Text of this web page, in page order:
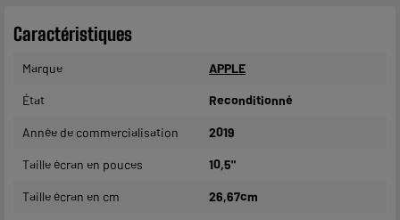
Caractéristiques
Marque APPLE
État Reconditionné
Année de commercialisation 2019
Taille écran en pouces 10,5"
Taille écran en cm 26,67cm